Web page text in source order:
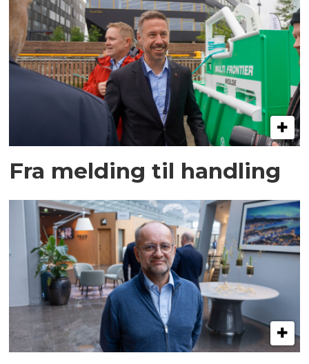
Fra melding til handling